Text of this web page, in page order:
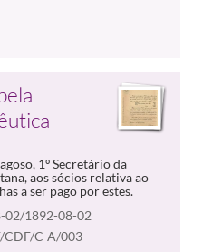
1º Secretário da
aos sócios relativa ao
a ser pago por estes.
02/1892-08-02
CDF/C-A/003-